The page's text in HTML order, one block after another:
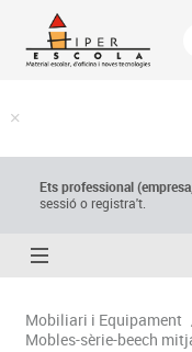
Ets professional
sessió o registra't.
Mobiliari i Equipament
Mobles-sèrie-beech